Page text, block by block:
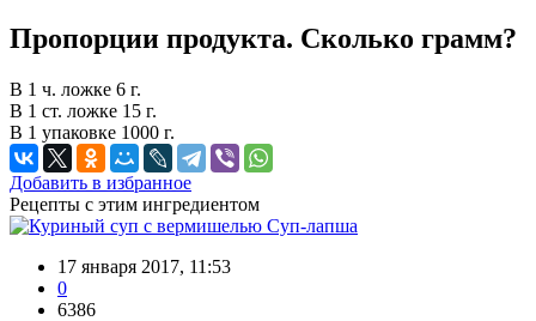
Пропорции продукта. Сколько грамм?
В 1 ч. ложке 6 г.
В 1 ст. ложке 15 г.
В 1 упаковке 1000 г.
Добавить в избранное
Рецепты с этим ингредиентом
Суп-лапша
17 января 2017, 11:53
0
6386